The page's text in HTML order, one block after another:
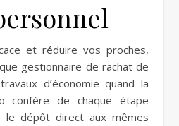
et réduire vos proches,
gestionnaire de rachat de
d’économie quand la
confère de chaque étape
le dépôt direct aux mêmes